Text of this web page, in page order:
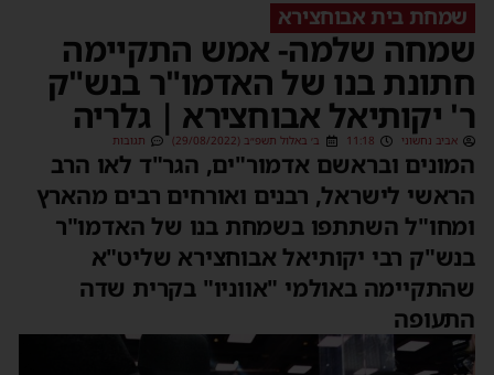
שמחת בית אבוחצירא
שמחה שלמה- אמש התקיימה
חתונת בנו של האדמו"ר בנש"ק
ר' יקותיאל אבוחצירא | גלריה
אביב נחשוני 11:18 ב׳ באלול תשפ״ב (29/08/2022) תגובות
המונים ובראשם אדמור"ים, הגר"ד לאו הרב
הראשי לישראל, רבנים ואורחים רבים מהארץ
ומחו"ל השתתפו בשמחת בנו של האדמו"ר
בנש"ק רבי יקותיאל אבוחצירא שליט"א
שהתקיימה באולמי "אווניו" בקרית שדה
התעופה